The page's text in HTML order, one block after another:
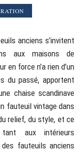
anciens s’invitent
aux maisons de
en force n’a rien d’un
du passé, apportent
chaise scandinave
fauteuil vintage dans
relief, du style, et ce
aux intérieurs
fauteuils anciens